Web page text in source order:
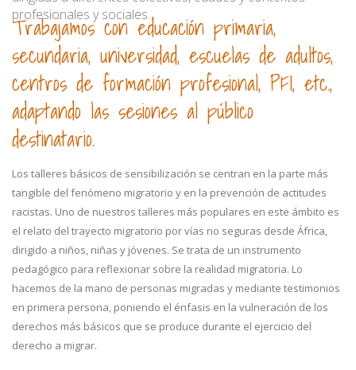
profesionales y sociales.
Trabajamos con educación primaria,
secundaria, universidad, escuelas de adultos,
centros de formación profesional, PFI, etc.,
adaptando las sesiones al público
destinatario.
Los talleres básicos de sensibilización se centran en la parte más
tangible del fenómeno migratorio y en la prevención de actitudes
racistas. Uno de nuestros talleres más populares en este ámbito es
el relato del trayecto migratorio por vías no seguras desde África,
dirigido a niños, niñas y jóvenes. Se trata de un instrumento
pedagógico para reflexionar sobre la realidad migratoria. Lo
hacemos de la mano de personas migradas y mediante testimonios
en primera persona, poniendo el énfasis en la vulneración de los
derechos más básicos que se produce durante el ejercicio del
derecho a migrar.